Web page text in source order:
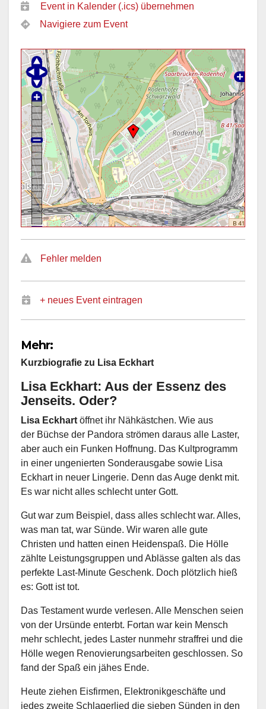
Event in Kalender (.ics) übernehmen
Navigiere zum Event
Fehler melden
+ neues Event eintragen
Mehr:
Kurzbiografie zu Lisa Eckhart
Lisa Eckhart: Aus der Essenz des
Jenseits. Oder?
Lisa Eckhart öffnet ihr Nähkästchen. Wie aus
der Büchse der Pandora strömen daraus alle Laster,
aber auch ein Funken Hoffnung. Das Kultprogramm
in einer ungenierten Sonderausgabe sowie Lisa
Eckhart in neuer Lingerie. Denn das Auge denkt mit.
Es war nicht alles schlecht unter Gott.
Gut war zum Beispiel, dass alles schlecht war. Alles,
was man tat, war Sünde. Wir waren alle gute
Christen und hatten einen Heidenspaß. Die Hölle
zählte Leistungsgruppen und Ablässe galten als das
perfekte Last-Minute Geschenk. Doch plötzlich hieß
es: Gott ist tot.
Das Testament wurde verlesen. Alle Menschen seien
von der Ursünde enterbt. Fortan war kein Mensch
mehr schlecht, jedes Laster nunmehr straffrei und die
Hölle wegen Renovierungsarbeiten geschlossen. So
fand der Spaß ein jähes Ende.
Heute ziehen Eisfirmen, Elektronikgeschäfte und
jedes zweite Schlagerlied die sieben Sünden in den